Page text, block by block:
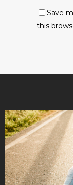
Save
this